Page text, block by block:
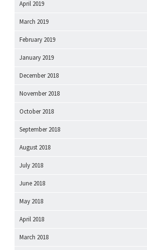
April 2019
March 2019
February 2019
January 2019
December 2018
November 2018
October 2018
September 2018
August 2018
July 2018
June 2018
May 2018
April 2018
March 2018